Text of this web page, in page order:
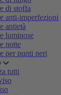
di stoffa
anti-imperfezioni
antietà
luminose
notte
per punti neri
tutti